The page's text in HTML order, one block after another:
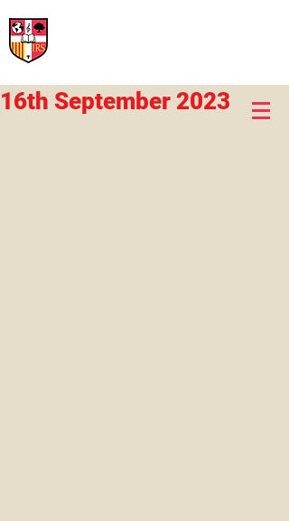
16th September 2023